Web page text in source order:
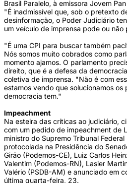
Brasil Paralelo, à emissora Jovem
"É inadmissível que, sob o pretexto
desinformação, o Poder Judiciário
um veículo de imprensa pode ou
"É uma CPI para buscar também
Nós somos muito cobrados como
momento ajamos. O parlamento
direito, que é a defesa da
coletiva de imprensa. "Não é com
estamos vendo que solucionamos os
democracia tem."
Impeachment
Na esteira das críticas ao judiciário,
com um pedido de impeachment de
ministro do Supremo Tribunal
protocolada na Presidência do
Girão (Podemos-CE), Luiz Carlos
Valentim (Podemos-RN), Lasier
Valério (PSDB-AM) e anunciado em
última quarta-feira, 23.